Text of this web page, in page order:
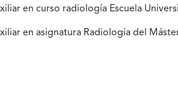
en curso radiología Escuela
en asignatura Radiología del